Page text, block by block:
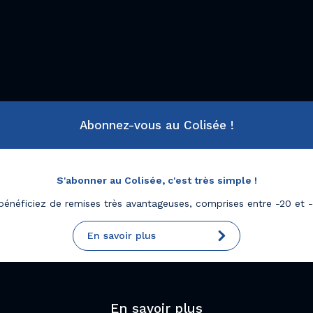
Abonnez-vous au Colisée !
S'abonner au Colisée, c'est très simple !
de remises très avantageuses, comprises entre -20 et
En savoir plus
En savoir plus